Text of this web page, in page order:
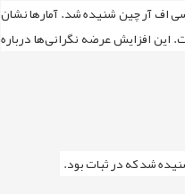
آهن چین آخرین قیمت سنگ آهن خلوص 61 درصد نسبت به هفته قبل تغییر جدی نداشت و 105.35 دلار هر تن سی اف آر چین شنیده شد. آمارها نشان
این افزایش عرضه نگرانی‌ها درباره